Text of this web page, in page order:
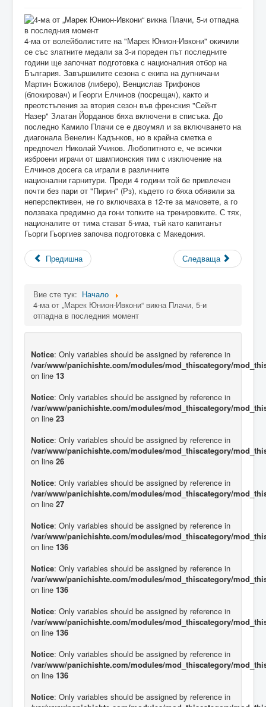
4-ма от волейболистите на "Марек Юнион-Ивкони" окичили
се със златните медали за 3-и пореден път последните
години ще започнат подготовка с националния отбор на
България. Завършилите сезона с екипа на дупничани
Мартин Божилов (либеро), Венцислав Трифонов
(блокировач) и Георги Елчинов (посрещач), както и
преотстъпения за втория сезон във френския "Сейнт
Назер" Златан Йорданов бяха включени в списъка. До
последно Камило Плачи се е двоумял и за включването на
диагонала Венелин Кадънков, но в крайна сметка е
предпочел Николай Учиков. Любопитното е, че всички
изброени играчи от шампионския тим с изключение на
Елчинов досега са играли в различните
национални гарнитури. Преди 4 години той бе привлечен
почти без пари от "Пирин" (Рз), където го бяха обявили за
неперспективен, не го включваха в 12-те за мачовете, а го
ползваха предимно да гони топките на тренировките. С тях,
националите от тима стават 5-има, тъй като капитанът
Гьорги Гьоргиев започва подготовка с Македония.
Предишна Следваща
Вие сте тук: Начало
4-ма от „Марек Юнион-Ивкони“ викна Плачи, 5-и
отпадна в последния момент
Notice: Only variables should be assigned by reference in
/var/www/panichishte.com/modules/mod_thiscategory/
on line 13
Notice: Only variables should be assigned by reference in
/var/www/panichishte.com/modules/mod_thiscategory/
on line 23
Notice: Only variables should be assigned by reference in
/var/www/panichishte.com/modules/mod_thiscategory/
on line 26
Notice: Only variables should be assigned by reference in
/var/www/panichishte.com/modules/mod_thiscategory/
on line 27
Notice: Only variables should be assigned by reference in
/var/www/panichishte.com/modules/mod_thiscategory/
on line 136
Notice: Only variables should be assigned by reference in
/var/www/panichishte.com/modules/mod_thiscategory/
on line 136
Notice: Only variables should be assigned by reference in
/var/www/panichishte.com/modules/mod_thiscategory/
on line 136
Notice: Only variables should be assigned by reference in
/var/www/panichishte.com/modules/mod_thiscategory/
on line 136
Notice: Only variables should be assigned by reference in